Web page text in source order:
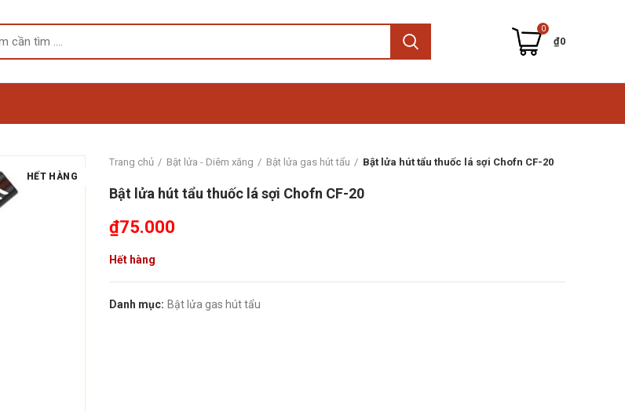
0
₫0
HẾT HÀNG
Trang chủ Bật lửa - Diêm xăng Bật lửa gas hút tẩu Bật lửa hút tẩu thuốc lá sợi Chofn CF-20
Bật lửa hút tẩu thuốc lá sợi Chofn CF-20
₫75.000
Hết hàng
Danh mục: Bật lửa gas hút tẩu